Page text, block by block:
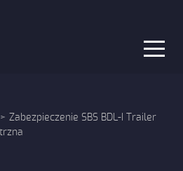
> Zabezpieczenie SBS BDL-I Trailer